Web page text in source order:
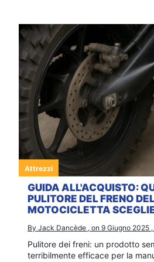
Attrezzi
GUIDA ALL'ACQUISTO:
PULITORE DEL FRENO
MOTOCICLETTA
By Jack Dancède , on 9 Giugno 2025
Pulitore dei freni: un prodotto
terribilmente efficace per la